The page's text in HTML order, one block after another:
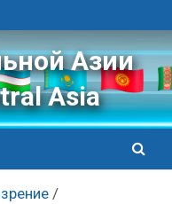
Азии
Asia